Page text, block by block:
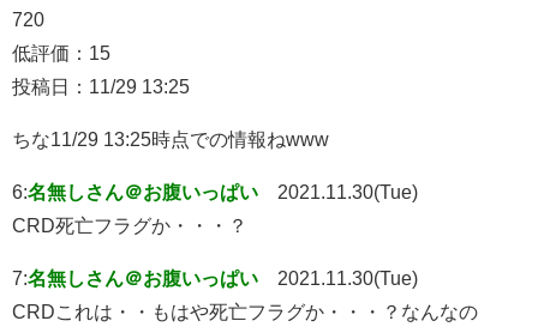
720
低評価：15
投稿日：11/29 13:25
ちな11/29 13:25時点での情報ねwww
6:名無しさん＠お腹いっぱい
2021.11.30(Tue)
CRD死亡フラグか・・・？
7:名無しさん＠お腹いっぱい
2021.11.30(Tue)
CRDこれは・・もはや死亡フラグか・・・？なんなの